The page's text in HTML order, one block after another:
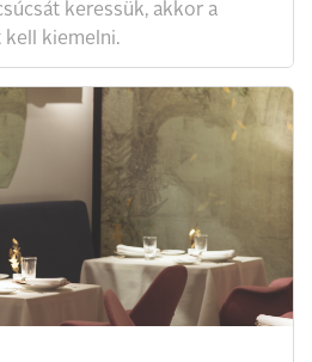
keressük, akkor a
kell kiemelni.